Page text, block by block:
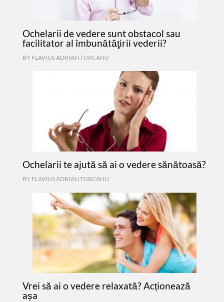
Ochelarii de vedere sunt obstacol sau
facilitator al îmbunătăţirii vederii?
BY FLAVIUS ADRIAN TURCANU
Ochelarii te ajută să ai o vedere sănătoasă?
BY FLAVIUS ADRIAN TURCANU
Vrei să ai o vedere relaxată? Acționează
așa